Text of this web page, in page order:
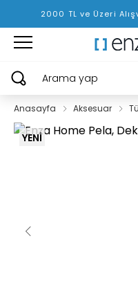
2000 TL ve Üzeri
Arama yap
Anasayfa Aksesuar
YENİ